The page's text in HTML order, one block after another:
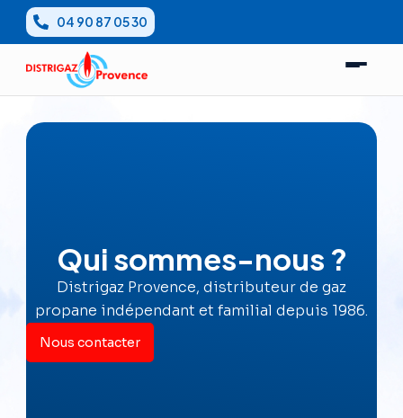
04 90 87 05 30
Qui sommes-nous ?
Distrigaz Provence, distributeur de gaz
propane indépendant et familial depuis 1986.
Nous contacter